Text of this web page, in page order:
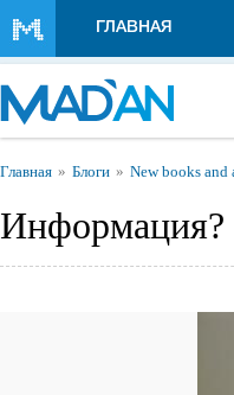
ГЛАВНАЯ
Вы здесь
Главная Блоги New books and
Информация?